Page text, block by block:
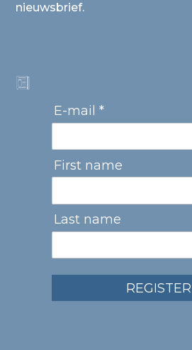
nieuwsbrief.
E-mail *
First name
Last name
REGISTER